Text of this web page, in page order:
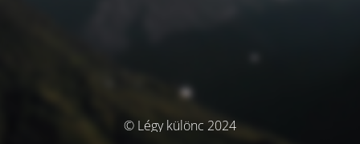
© Légy különc 2024